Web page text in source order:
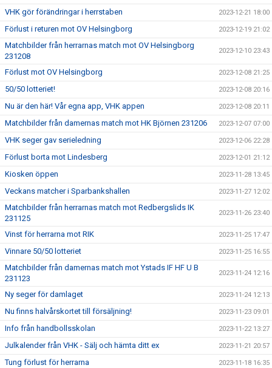
VHK gör förändringar i herrstaben 2023-12-21 18:00
Förlust i returen mot OV Helsingborg 2023-12-19 21:02
Matchbilder från herrarnas match mot OV Helsingborg
231208
2023-12-10 23:43
Förlust mot OV Helsingborg 2023-12-08 21:25
50/50 lotteriet! 2023-12-08 20:16
Nu är den här! Vår egna app, VHK appen 2023-12-08 20:11
Matchbilder från damernas match mot HK Björnen 231206 2023-12-07 07:00
VHK seger gav serieledning 2023-12-06 22:28
Förlust borta mot Lindesberg 2023-12-01 21:12
Kiosken öppen 2023-11-28 13:45
Veckans matcher i Sparbankshallen 2023-11-27 12:02
Matchbilder från herrarnas match mot Redbergslids IK
231125
2023-11-26 23:40
Vinst för herrarna mot RIK 2023-11-25 17:47
Vinnare 50/50 lotteriet 2023-11-25 16:55
Matchbilder från damernas match mot Ystads IF HF U B
231123
2023-11-24 12:16
Ny seger för damlaget 2023-11-24 12:13
Nu finns halvårskortet till försäljning! 2023-11-23 09:01
Info från handbollsskolan 2023-11-22 13:27
Julkalender från VHK - Sälj och hämta ditt ex 2023-11-21 20:57
Tung förlust för herrarna 2023-11-18 16:35